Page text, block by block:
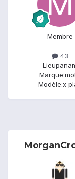
Membre
43
Lieu
Marque:
Modèle:x